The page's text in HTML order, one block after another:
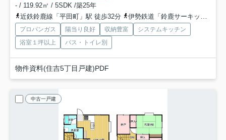
- / 119.92㎡ / 5SDK /築25年
近鉄鈴鹿線「平田町」駅 徒歩32分
伊勢鉄道「鈴鹿サーキット稲生」駅 徒歩46分
プロパンガス 陽当り良好 収納豊富
システムキッチン
浴室１坪以上
バス・トイレ別
物件資料(住吉5丁目戸建)PDF
中古一戸建